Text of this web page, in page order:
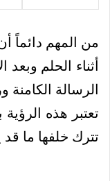
من المهم دائماً
أثناء الحلم وبعد
الرسالة
تعتبر هذه
تترك خلفها ما